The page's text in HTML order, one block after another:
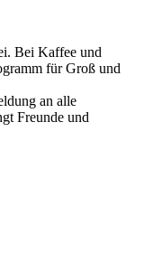
Bei Kaffee und
für Groß und
an alle
Freunde und